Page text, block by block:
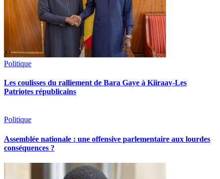
Politique
Les coulisses du ralliement de Bara Gaye à Kiiraay-Les
Patriotes républicains
Politique
Assemblée nationale : une offensive parlementaire aux lourdes
conséquences ?